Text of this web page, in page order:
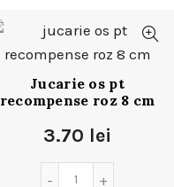
Jucarie os pt
recompense roz 8 cm
3.70 lei